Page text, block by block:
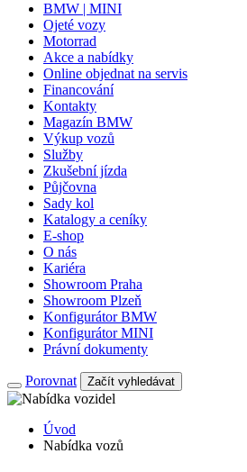
BMW | MINI
Ojeté vozy
Motorrad
Akce a nabídky
Online objednat na servis
Financování
Kontakty
Magazín BMW
Výkup vozů
Služby
Zkušební jízda
Půjčovna
Sady kol
Katalogy a ceníky
E-shop
O nás
Kariéra
Showroom Praha
Showroom Plzeň
Konfigurátor BMW
Konfigurátor MINI
Právní dokumenty
Porovnat Začít vyhledávat
Úvod
Nabídka vozů